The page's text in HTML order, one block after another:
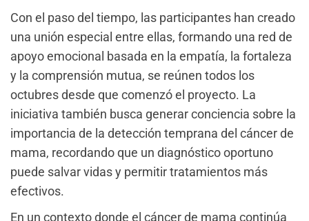
Con el paso del tiempo, las participantes han creado
una unión especial entre ellas, formando una red de
apoyo emocional basada en la empatía, la fortaleza
y la comprensión mutua, se reúnen todos los
octubres desde que comenzó el proyecto. La
iniciativa también busca generar conciencia sobre la
importancia de la detección temprana del cáncer de
mama, recordando que un diagnóstico oportuno
puede salvar vidas y permitir tratamientos más
efectivos.
En un contexto donde el cáncer de mama continúa